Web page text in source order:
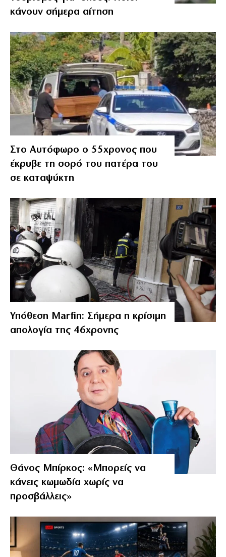
κάνουν σήμερα αίτηση
Στο Αυτόφωρο ο 55χρονος που
έκρυβε τη σορό του πατέρα του
σε καταψύκτη
Υπόθεση Marfin: Σήμερα η κρίσιμη
απολογία της 46χρονης
Θάνος Μπίρκος: «Μπορείς να
κάνεις κωμωδία χωρίς να
προσβάλλεις»